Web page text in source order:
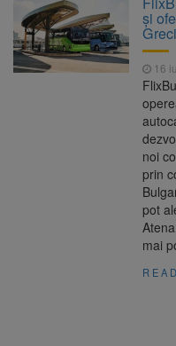
Ormeniș
6 august 2026
AUR a
suspeND.ro pentru
suspendare a
6 august 2026
Înalta
dosarul lui Călin
Judecătorii decid dacă
biodiversitate 2026-
Proiectul merge la
și
16
noi
prin
pot
mai